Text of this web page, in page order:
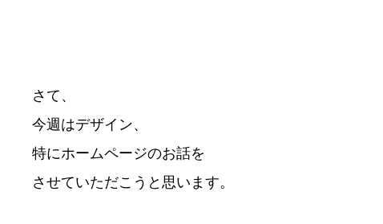
さて、
今週はデザイン、
特にホームページのお話を
させていただこうと思います。